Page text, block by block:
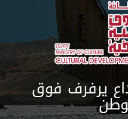
يرفرف فوق